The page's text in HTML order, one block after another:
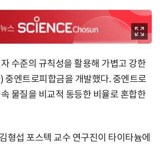
수준의 규칙성을 활용해 가볍고 강한
중엔트로피합금을 개발했다. 중엔트로
물질을 비교적 동등한 비율로 혼합한
형섭 포스텍 교수 연구진이 타이타늄에